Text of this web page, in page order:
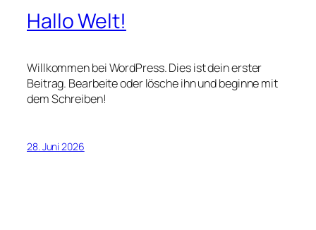
Hallo Welt!
Willkommen bei WordPress. Dies ist dein erster
Beitrag. Bearbeite oder lösche ihn und beginne mit
dem Schreiben!
28. Juni 2026